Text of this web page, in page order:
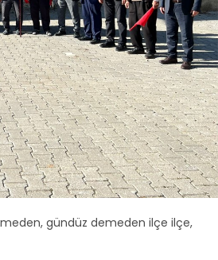
gündüz demeden ilçe ilçe,